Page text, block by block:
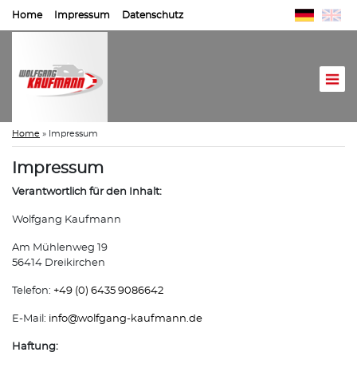
Home Impressum Datenschutz
Home » Impressum
Impressum
Verantwortlich für den Inhalt:
Wolfgang Kaufmann
Am Mühlenweg 19
56414 Dreikirchen
Telefon: +49 (0) 6435 9086642
E-Mail: info@wolfgang-kaufmann.de
Haftung: